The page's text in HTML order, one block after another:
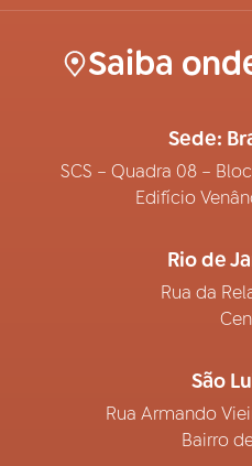
Saiba
Sede:
SCS – Quadra 08 –
Edifício
Rio de
Rua da
São
Rua Armando
Bairro